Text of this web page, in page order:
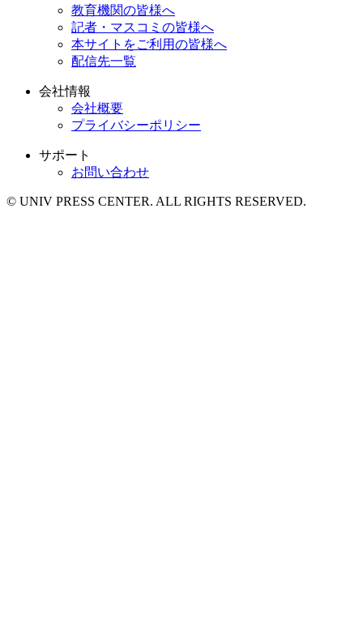
教育機関の皆様へ
記者・マスコミの皆様へ
本サイトをご利用の皆様へ
配信先一覧
会社情報
会社概要
プライバシーポリシー
サポート
お問い合わせ
© UNIV PRESS CENTER. ALL RIGHTS RESERVED.